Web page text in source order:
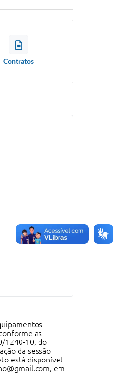
Contratos
as
1240-10, do
da sessão
está disponível
, em